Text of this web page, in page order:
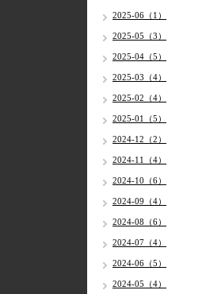
2025-06（1）
2025-05（3）
2025-04（5）
2025-03（4）
2025-02（4）
2025-01（5）
2024-12（2）
2024-11（4）
2024-10（6）
2024-09（4）
2024-08（6）
2024-07（4）
2024-06（5）
2024-05（4）